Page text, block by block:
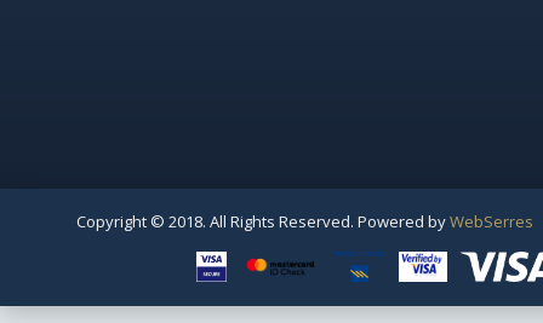
Copyright © 2018. All Rights Reserved. Powered byWebSerres